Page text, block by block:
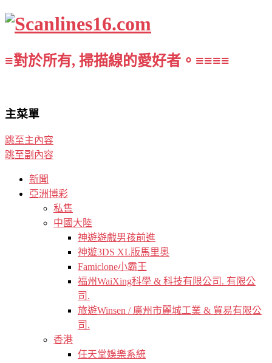
≡對於所有, 掃描線的愛好者。≡≡≡≡
主菜單
跳至主內容
跳至副內容
新聞
亞洲博彩
私售
中國大陸
神遊遊戲男孩前進
神遊3DS XL版馬里奧
Famiclone小霸王
福州WaiXing科學 & 科技有限公司. 有限公
司.
旅遊Winsen / 廣州市麗城工業 & 貿易有限公
司.
香港
任天堂娛樂系統